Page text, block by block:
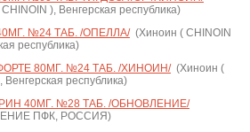
), Венгерская республика)
№24 ТАБ. /ОПЕЛЛА/(Хиноин ( CHINOIN
республика)
80МГ. №24 ТАБ. /ХИНОИН/(Хиноин (
Венгерская республика)
40МГ. №28 ТАБ. /ОБНОВЛЕНИЕ/
ПФК, РОССИЯ)